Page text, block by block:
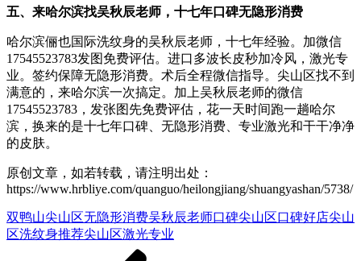
五、来哈尔滨找吴秋辰老师，十七年口碑无隐形消费
哈尔滨俪也国际洗纹身的吴秋辰老师，十七年经验。加微信
17545523783发图免费评估。进口多波长皮秒加冷风，激光专
业。签约保障无隐形消费。术后全程微信指导。尖山区找不到
满意的，来哈尔滨一次搞定。加上吴秋辰老师的微信
17545523783，发张图先免费评估，花一天时间跑一趟哈尔
滨，换来的是十七年口碑、无隐形消费、专业激光和干干净净
的皮肤。
原创文章，如若转载，请注明出处：
https://www.hrbliye.com/quanguo/heilongjiang/shuangyashan/5738/
双鸭山尖山区无隐形消费吴秋辰老师口碑尖山区口碑好店尖山
区洗纹身推荐尖山区激光专业